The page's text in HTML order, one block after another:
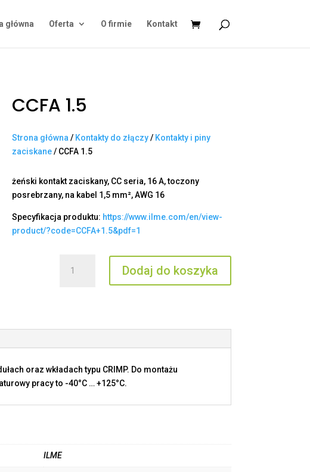
główna Oferta O firmie Kontakt
CCFA 1.5
Strona główna / Kontakty do złączy/ Kontakty i piny
zaciskane/ CCFA 1.5
żeński kontakt zaciskany, CC seria, 16 A, toczony
posrebrzany, na kabel 1,5 mm², AWG 16
Specyfikacja produktu: https://www.ilme.com/en/view-
product/?code=CCFA+1.5&pdf=1
CCFA
Dodaj do koszyka
oraz wkładach typu CRIMP. Do montażu
pracy to -40°C … +125°C.
ILME